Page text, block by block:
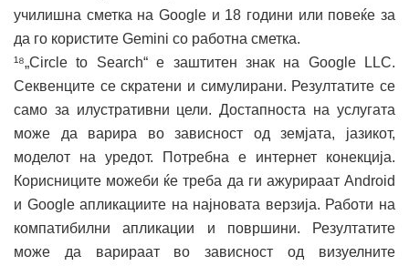
училишна сметка на Google и 18 години или повеќе за
да го користите Gemini со работна сметка.
¹⁸„Circle to Search“ е заштитен знак на Google LLC.
Секвенците се скратени и симулирани. Резултатите се
само за илустративни цели. Достапноста на услугата
може да варира во зависност од земјата, јазикот,
моделот на уредот. Потребна е интернет конекција.
Корисниците можеби ќе треба да ги ажурираат Android
и Google апликациите на најновата верзија. Работи на
компатибилни апликации и површини. Резултатите
може да варираат во зависност од визуелните